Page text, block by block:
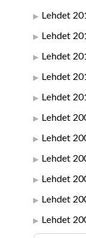
Lehdet
Lehdet
Lehdet
Lehdet
Lehdet
Lehdet
Lehdet
Lehdet
Lehdet
Lehdet
Lehdet